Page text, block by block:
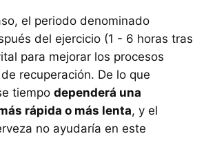
el periodo denominado
del ejercicio (1 - 6 horas tras
para mejorar los procesos
recuperación. De lo que
tiempo dependerá una
rápida o más lenta, y el
no ayudaría en este